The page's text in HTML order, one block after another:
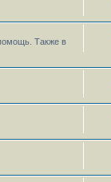
Также в